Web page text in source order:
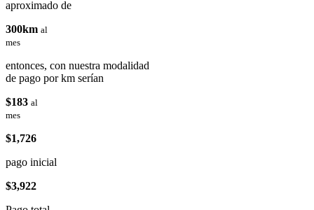
aproximado de
300km al
mes
entonces, con nuestra modalidad
de pago por km serían
$183 al
mes
$1,726
pago inicial
$3,922